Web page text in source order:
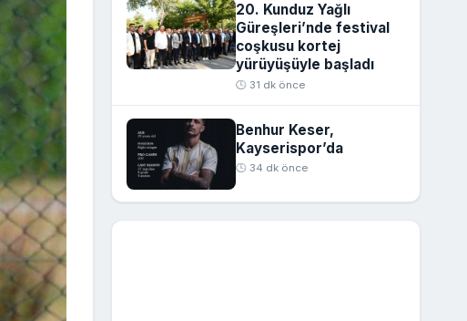
20. Kunduz Yağlı
Güreşleri’nde festival
coşkusu kortej
yürüyüşüyle başladı
🕒 31 dk önce
Benhur Keser,
Kayserispor’da
🕒 34 dk önce